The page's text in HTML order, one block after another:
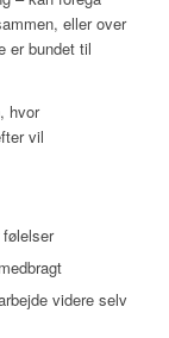
eller over
er bundet til
hvor
vil
videre selv